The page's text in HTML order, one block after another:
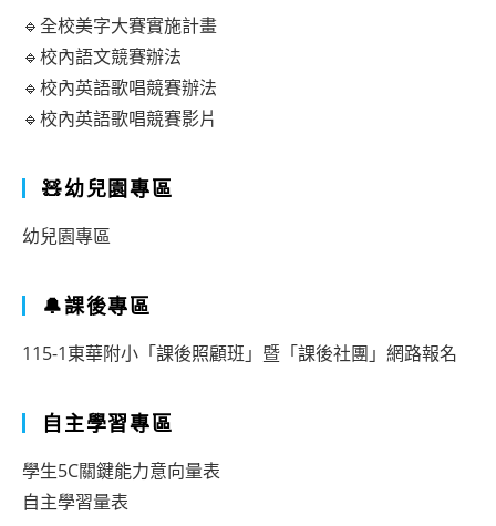
🔹全校美字大賽實施計畫
🔹校內語文競賽辦法
🔹校內英語歌唱競賽辦法
🔹校內英語歌唱競賽影片
🧸幼兒園專區
幼兒園專區
🔔課後專區
115-1東華附小「課後照顧班」暨「課後社團」網路報名
自主學習專區
學生5C關鍵能力意向量表
自主學習量表